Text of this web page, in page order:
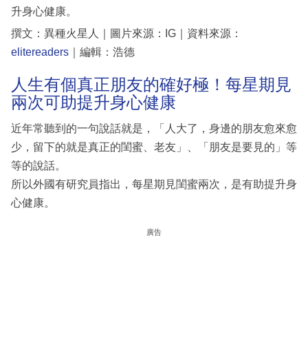
升身心健康。
撰文：異種火星人｜圖片來源：IG｜資料來源：
elitereaders ｜編輯：浩德
人生有個真正朋友的確好極！每星期見
兩次可助提升身心健康
近年常聽到的一句說話就是，「人大了，身邊的朋友愈來愈
少，留下的就是真正的閨蜜、老友」、「朋友是要見的」等
等的說話。
所以外國有研究員指出，每星期見閨蜜兩次，是有助提升身
心健康。
廣告